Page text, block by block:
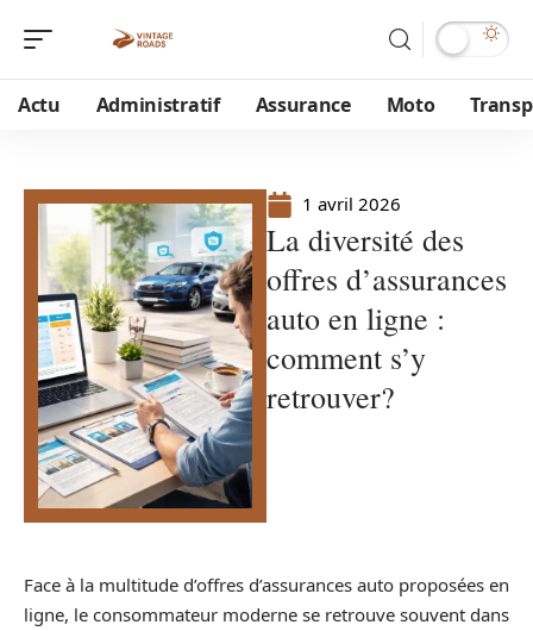
Actu Administratif Assurance Moto
1 avril 2026
La diversité des
offres d’assurances
auto en ligne :
comment s’y
retrouver?
Face à la multitude d’offres d’assurances auto proposées en
ligne, le consommateur moderne se retrouve souvent dans